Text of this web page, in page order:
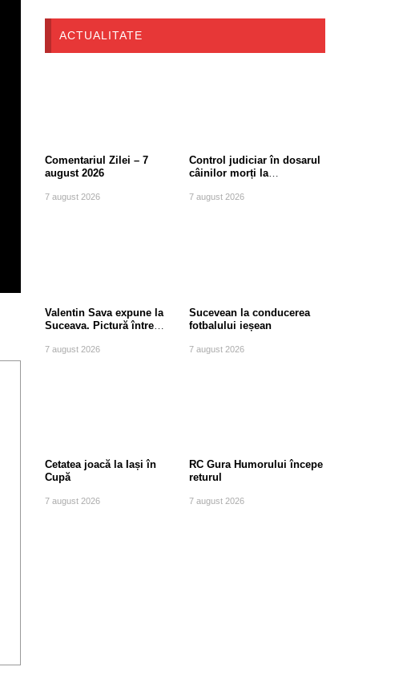
ACTUALITATE
Comentariul Zilei – 7
august 2026
7 august 2026
Control judiciar în dosarul
câinilor morți la
Suceava
7 august 2026
Valentin Sava expune la
Suceava. Pictură între
7 august 2026
Sucevean la conducerea
fotbalului ieșean
7 august 2026
Cetatea joacă la Iași în
Cupă
7 august 2026
RC Gura Humorului începe
returul
7 august 2026